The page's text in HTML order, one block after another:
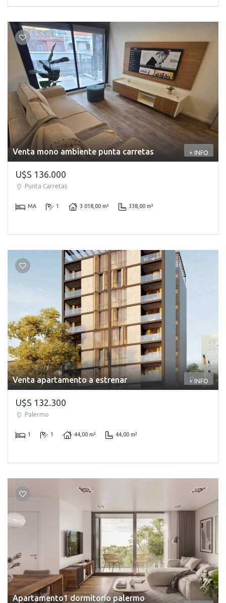
Venta mono ambiente punta carretas + INFO
U$S 136.000
Punta Carretas
MA 1 3.018,00 m² 338,00 m²
Venta apartamento a estrenar + INFO
U$S 132.300
Palermo
1 1 44,00 m² 44,00 m²
Apartamento1 dormitorio palermo